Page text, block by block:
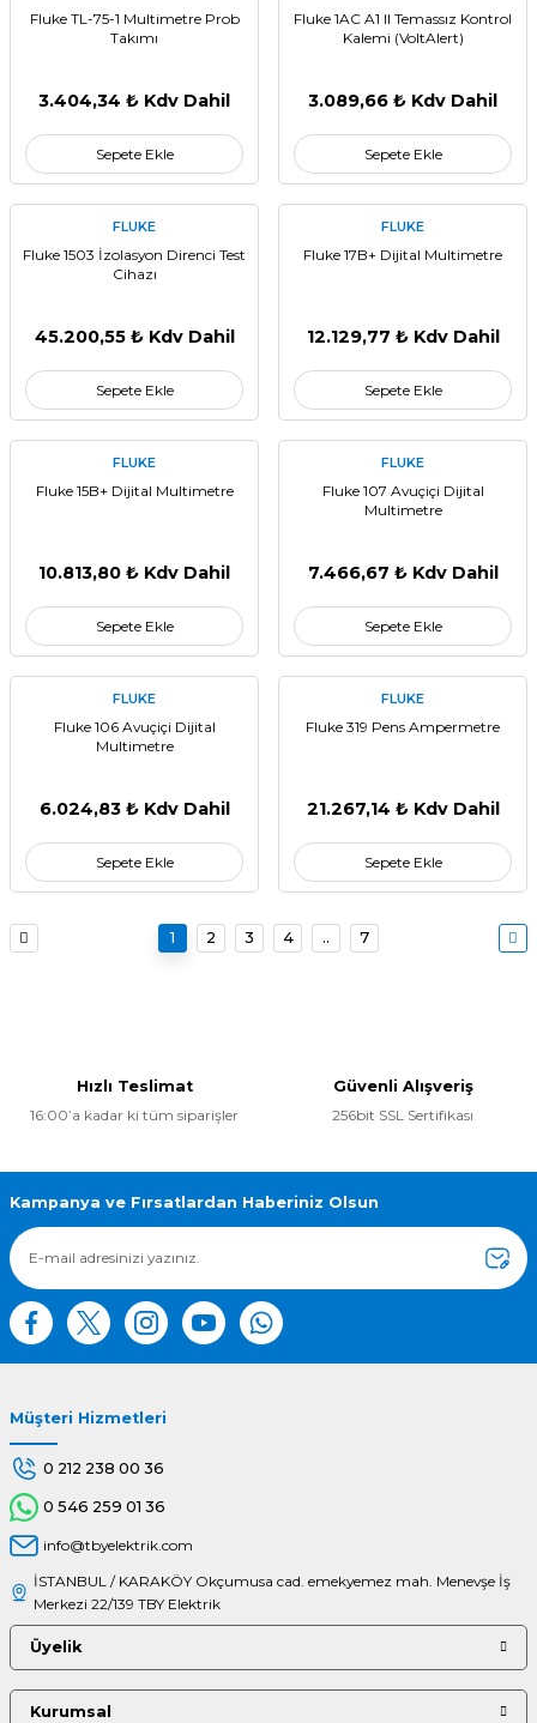
Fluke TL-75-1 Multimetre Prob
Takımı
3.404,34 ₺ Kdv Dahil
Sepete Ekle
Fluke 1AC A1 II Temassız Kontrol
Kalemi (VoltAlert)
3.089,66 ₺ Kdv Dahil
Sepete Ekle
FLUKE
Fluke 1503 İzolasyon Direnci Test
Cihazı
45.200,55 ₺ Kdv Dahil
Sepete Ekle
FLUKE
Fluke 17B+ Dijital Multimetre
12.129,77 ₺ Kdv Dahil
Sepete Ekle
FLUKE
Fluke 15B+ Dijital Multimetre
10.813,80 ₺ Kdv Dahil
Sepete Ekle
FLUKE
Fluke 107 Avuçiçi Dijital
Multimetre
7.466,67 ₺ Kdv Dahil
Sepete Ekle
FLUKE
Fluke 106 Avuçiçi Dijital
Multimetre
6.024,83 ₺ Kdv Dahil
Sepete Ekle
FLUKE
Fluke 319 Pens Ampermetre
21.267,14 ₺ Kdv Dahil
Sepete Ekle
1 2 3 4 .. 7
Hızlı Teslimat
16:00’a kadar ki tüm siparişler
Güvenli Alışveriş
256bit SSL Sertifikası
Kampanya ve Fırsatlardan Haberiniz Olsun
Müşteri Hizmetleri
0 212 238 00 36
0 546 259 01 36
info@tbyelektrik.com
İSTANBUL / KARAKÖY Okçumusa cad. emekyemez mah. Menevşe İş
Merkezi 22/139 TBY Elektrik
Üyelik
Kurumsal